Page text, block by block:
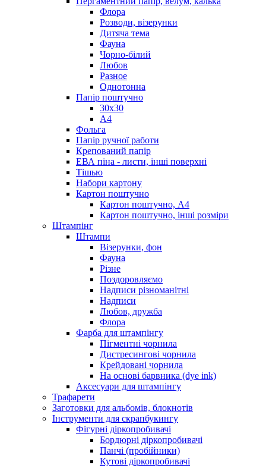
Флора
Розводи, візерунки
Дитяча тема
Фауна
Чорно-білий
Любов
Разное
Однотонна
Папір поштучно
30х30
А4
Фольга
Папір ручної работи
Крепований папір
ЕВА піна - листи, інші поверхні
Тішью
Набори картону
Картон поштучно
Картон поштучно, А4
Картон поштучно, інші розміри
Штампінг
Штампи
Візерунки, фон
Фауна
Різне
Поздоровляємо
Надписи різноманітні
Надписи
Любов, дружба
Флора
Фарба для штампінгу
Пігментні чорнила
Дистресингові чорнила
Крейдовані чорнила
На основі барвника (dye ink)
Аксесуари для штампінгу
Трафарети
Заготовки для альбомів, блокнотів
Інструменти для скрапбукингу
Фігурні діркопробивачі
Бордюрні діркопробивачі
Панчі (пробійники)
Кутові діркопробивачі